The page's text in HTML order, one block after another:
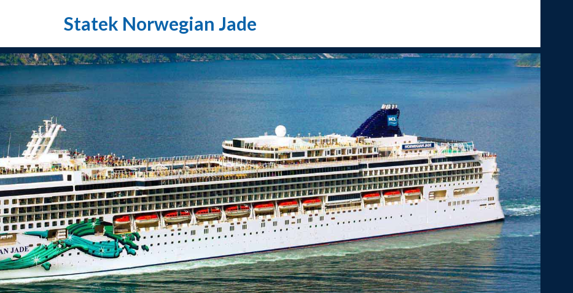
Statek Norwegian Jade